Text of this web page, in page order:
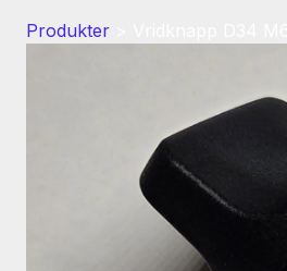
Produkter